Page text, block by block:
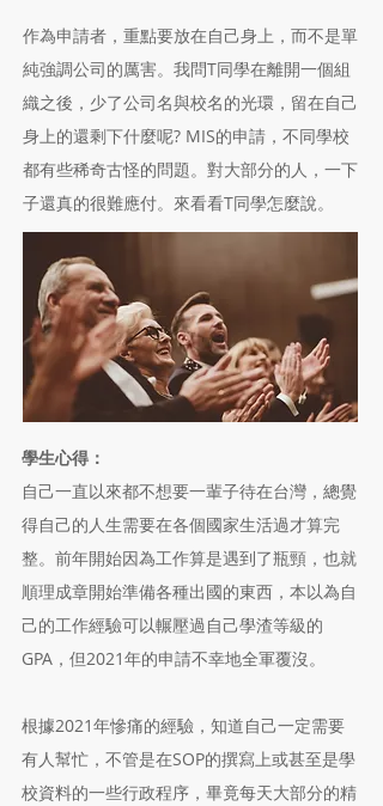
作為申請者，重點要放在自己身上，而不是單
純強調公司的厲害。我問T同學在離開一個組
織之後，少了公司名與校名的光環，留在自己
身上的還剩下什麼呢? MIS的申請，不同學校
都有些稀奇古怪的問題。對大部分的人，一下
子還真的很難應付。來看看T同學怎麼說。
學生心得：
自己一直以來都不想要一輩子待在台灣，總覺
得自己的人生需要在各個國家生活過才算完
整。前年開始因為工作算是遇到了瓶頸，也就
順理成章開始準備各種出國的東西，本以為自
己的工作經驗可以輾壓過自己學渣等級的
GPA，但2021年的申請不幸地全軍覆沒。
根據2021年慘痛的經驗，知道自己一定需要
有人幫忙，不管是在SOP的撰寫上或甚至是學
校資料的一些行政程序，畢竟每天大部分的精